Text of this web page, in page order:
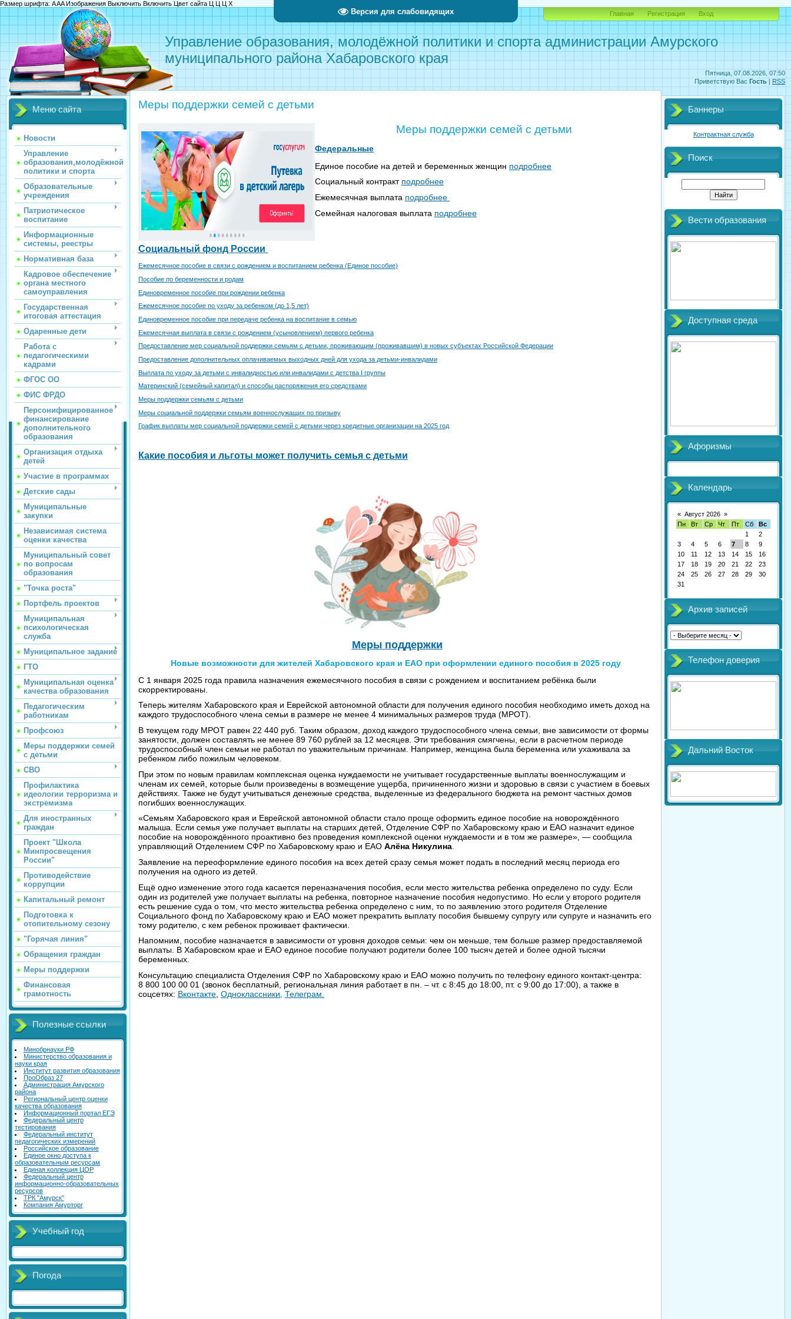
Версия для слабовидящих
Размер шрифта: AAAИзображения Выключить Включить Цвет сайта Ц Ц Ц Х
Пятница, 07.08.2026, 07:50
Приветствую Вас Гость | RSS
Управление образования, молодёжной политики и спорта администрации Амурского
муниципального района Хабаровского края
Главная Регистрация Вход
Меню сайта
Новости
Управление
образования,молодёжной
политики и спорта
Образовательные
учреждения
Патриотическое
воспитание
Информационные
системы, реестры
Нормативная база
Кадровое обеспечение
органа местного
самоуправления
Государственная
итоговая аттестация
Одаренные дети
Работа с
педагогическими
кадрами
ФГОС ОО
ФИС ФРДО
Персонифицированное
финансирование
дополнительного
образования
Организация отдыха
детей
Участие в программах
Детские сады
Муниципальные
закупки
Независимая система
оценки качества
Муниципальный совет
по вопросам
образования
"Точка роста"
Портфель проектов
Муниципальная
психологическая
служба
Муниципальное задание
ГТО
Муниципальная оценка
качества образования
Педагогическим
работникам
Профсоюз
Меры поддержки семей
с детьми
СВО
Профилактика
идеологии терроризма и
экстремизма
Для иностранных
граждан
Проект "Школа
Минпросвещения
России"
Противодействие
коррупции
Капитальный ремонт
Подготовка к
отопительному сезону
"Горячая линия"
Обращения граждан
Меры поддержки
Финансовая
грамотность
Полезные ссылки
Минобрнауки РФ
Министерство образования и
науки края
Институт развития образования
ПроОбраз 27
Администрация Амурского
района
Региональный центр оценки
качества образования
Информационный портал ЕГЭ
Федеральный центр
тестирования
Федеральный институт
педагогических измерений
Российское образование
Единое окно доступа к
образовательным ресурсам
Единая коллекция ЦОР
Федеральный центр
информационно-образовательных
ресурсов
ТРК "Амурск"
Компания Амурторг
Учебный год
Погода
Меры поддержки семей с детьми
Меры поддержки семей с детьми
Федеральные
Единое пособие на детей и беременных женщин подробнее
Социальный контракт подробнее
Ежемесячная выплата подробнее
Семейная налоговая выплата подробнее
Социальный фонд России
Ежемесячное пособие в связи с рождением и воспитанием ребенка (Единое пособие)
Пособие по беременности и родам
Единовременное пособие при рождении ребенка
Ежемесячное пособие по уходу за ребенком (до 1,5 лет)
Единовременное пособие при передаче ребенка на воспитание в семью
Ежемесячная выплата в связи с рождением (усыновлением) первого ребенка
Предоставление мер социальной поддержки семьям с детьми, проживающим (проживавшим) в новых субъектах Российской Федерации
Предоставление дополнительных оплачиваемых выходных дней для ухода за детьми-инвалидами
Выплата по уходу за детьми с инвалидностью или инвалидами с детства I группы
Материнский (семейный капитал) и способы распоряжения его средствами
Меры поддержки семьям с детьми
Меры социальной поддержки семьям военнослужащих по призыву
График выплаты мер социальной поддержки семей с детьми через кредитные организации на 2025 год
Какие пособия и льготы может получить семья с детьми
Меры поддержки
Новые возможности для жителей Хабаровского края и ЕАО при оформлении единого пособия в 2025 году
С 1 января 2025 года правила назначения ежемесячного пособия в связи с рождением и воспитанием ребёнка были
скорректированы.
Теперь жителям Хабаровского края и Еврейской автономной области для получения единого пособия необходимо иметь доход на
каждого трудоспособного члена семьи в размере не менее 4 минимальных размеров труда (МРОТ).
В текущем году МРОТ равен 22 440 руб. Таким образом, доход каждого трудоспособного члена семьи, вне зависимости от формы
занятости, должен составлять не менее 89 760 рублей за 12 месяцев. Эти требования смягчены, если в расчетном периоде
трудоспособный член семьи не работал по уважительным причинам. Например, женщина была беременна или ухаживала за
ребенком либо пожилым человеком.
При этом по новым правилам комплексная оценка нуждаемости не учитывает государственные выплаты военнослужащим и
членам их семей, которые были произведены в возмещение ущерба, причиненного жизни и здоровью в связи с участием в боевых
действиях. Также не будут учитываться денежные средства, выделенные из федерального бюджета на ремонт частных домов
погибших военнослужащих.
«Семьям Хабаровского края и Еврейской автономной области стало проще оформить единое пособие на новорождённого
малыша. Если семья уже получает выплаты на старших детей, Отделение СФР по Хабаровскому краю и ЕАО назначит единое
пособие на новорождённого проактивно без проведения комплексной оценки нуждаемости и в том же размере», — сообщила
управляющий Отделением СФР по Хабаровскому краю и ЕАО Алёна Никулина.
Заявление на переоформление единого пособия на всех детей сразу семья может подать в последний месяц периода его
получения на одного из детей.
Ещё одно изменение этого года касается переназначения пособия, если место жительства ребенка определено по суду. Если
один из родителей уже получает выплаты на ребенка, повторное назначение пособия недопустимо. Но если у второго родителя
есть решение суда о том, что место жительства ребенка определено с ним, то по заявлению этого родителя Отделение
Социального фонд по Хабаровскому краю и ЕАО может прекратить выплату пособия бывшему супругу или супруге и назначить его
тому родителю, с кем ребенок проживает фактически.
Напомним, пособие назначается в зависимости от уровня доходов семьи: чем он меньше, тем больше размер предоставляемой
выплаты. В Хабаровском крае и ЕАО единое пособие получают родители более 100 тысяч детей и более одной тысячи
беременных.
Консультацию специалиста Отделения СФР по Хабаровскому краю и ЕАО можно получить по телефону единого контакт-центра:
8 800 100 00 01 (звонок бесплатный, региональная линия работает в пн. – чт. с 8:45 до 18:00, пт. с 9:00 до 17:00), а также в
соцсетях: Вконтакте Одноклассники, Телеграм.
Баннеры
Контрактная служба
Поиск
Вести образования
Доступная среда
Афоризмы
Календарь
« Август 2026 »
Пн
Вт Ср Чт Пт Сб
Вс
1
2
3
4 5 6 7 8
9
10
11 12 13 14 15
16
17
18 19 20 21 22
23
24
25 26 27 28 29
30
31
Архив записей
Телефон доверия
Дальний Восток